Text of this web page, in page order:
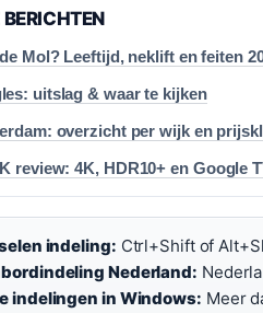
BERICHTEN
Mol? Leeftijd, neklift en feiten
uitslag & waar te kijken
overzicht per wijk en
review: 4K, HDR10+ en Google
indeling: Ctrl+Shift of
Nederland:
indelingen in Windows: Meer